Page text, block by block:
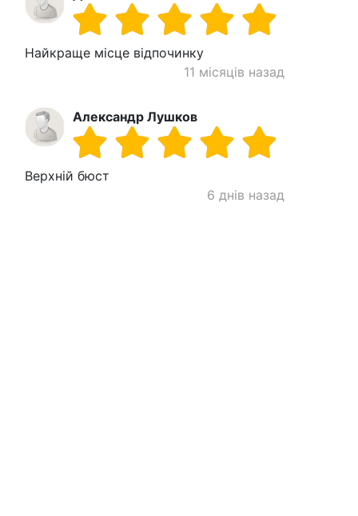
Найкраще місце відпочинку
11 місяців назад
Александр Лушков
Верхній бюст
6 днів назад